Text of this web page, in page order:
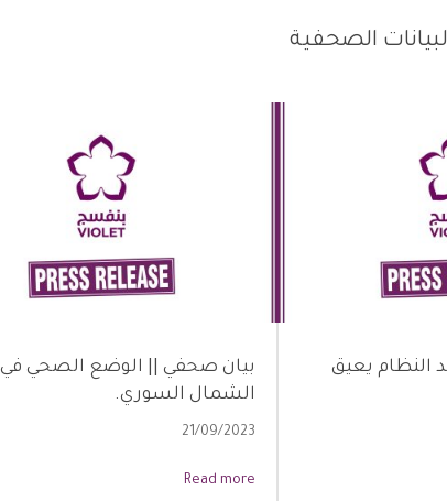
الصحفية
النظام يعيق
بيان صحفي || الوضع الصحي في
الشمال السوري.
21/09/2023
Read more